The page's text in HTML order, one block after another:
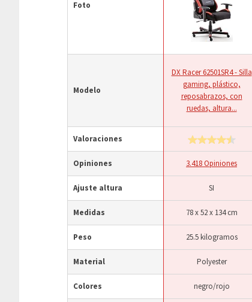
Foto
Modelo
DX Racer 62501SR4 - Silla
gaming, plástico,
reposabrazos, con
ruedas, altura...
Valoraciones
Opiniones 3.418 Opiniones
Ajuste altura SI
Medidas 78 x 52 x 134 cm
Peso 25.5 kilogramos
Material Polyester
Colores negro/rojo